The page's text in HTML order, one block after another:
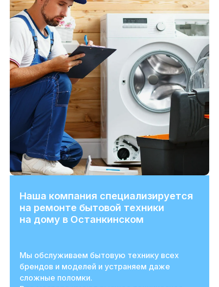
Наша компания специализируется
на ремонте бытовой техники
на дому в Останкинском
Мы обслуживаем бытовую технику всех
брендов и моделей и устраняем даже
сложные поломки.